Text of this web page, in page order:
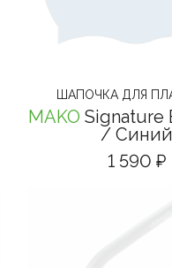
ШАПОЧКА ДЛЯ
MAKO Signature
/ Синий
1 590 ₽